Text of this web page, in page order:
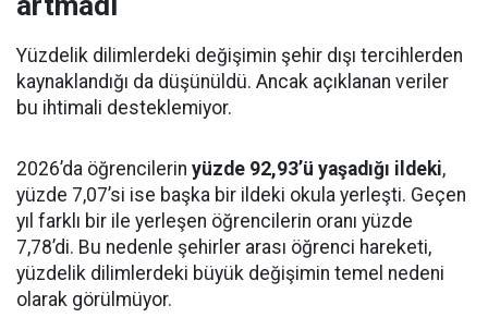
Yüzdelik dilimlerdeki değişimin şehir dışı tercihlerden
kaynaklandığı da düşünüldü. Ancak açıklanan veriler
bu ihtimali desteklemiyor.
2026’da öğrencilerin yüzde 92,93’ü yaşadığı ildeki,
yüzde 7,07’si ise başka bir ildeki okula yerleşti. Geçen
yıl farklı bir ile yerleşen öğrencilerin oranı yüzde
7,78’di. Bu nedenle şehirler arası öğrenci hareketi,
yüzdelik dilimlerdeki büyük değişimin temel nedeni
olarak görülmüyor.